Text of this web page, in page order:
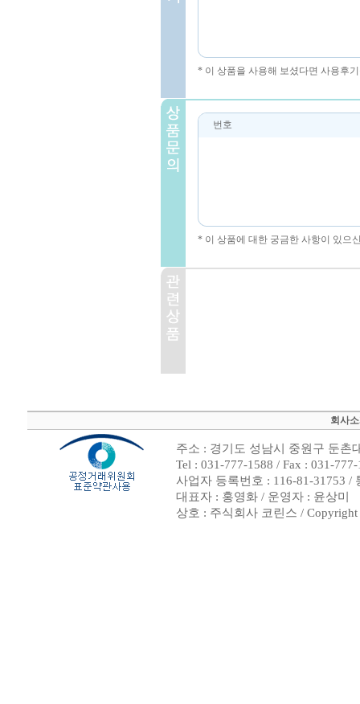
* 이 상품을 사용해 보셨다면 사용후
번호
* 이 상품에 대한 궁금한 사항이 있으
회사
주소 : 경기도 성남시 중원구 둔촌
Tel : 031-777-1588 / Fax : 031-
사업자 등록번호 : 116-81-31753 /
대표자 : 홍영화 / 운영자 : 윤상미
상호 : 주식회사 코린스 /